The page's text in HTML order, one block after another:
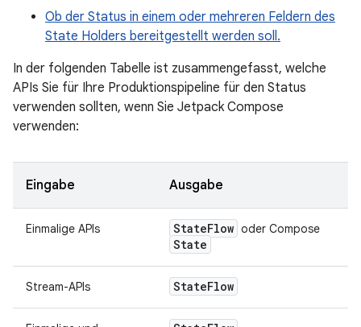
Ob der Status in einem oder mehreren Feldern des
State Holders bereitgestellt werden soll.
In der folgenden Tabelle ist zusammengefasst, welche
APIs Sie für Ihre Produktionspipeline für den Status
verwenden sollten, wenn Sie Jetpack Compose
verwenden:
Eingabe Ausgabe
Einmalige APIs StateFlow oder Compose
State
Stream-APIs StateFlow